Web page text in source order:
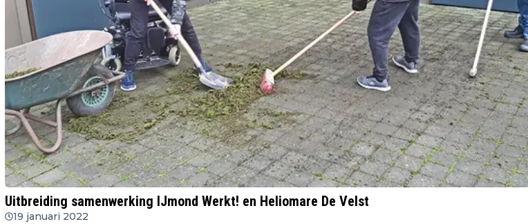
Uitbreiding samenwerking IJmond Werkt! en Heliomare De Velst
19 januari 2022